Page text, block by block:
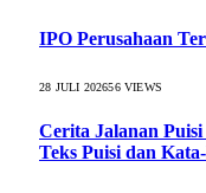
IPO Perusahaan
28 JULI 202656VIEWS
Cerita Jalanan
Teks Puisi dan